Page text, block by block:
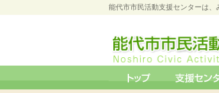
能代市市民活動支援センターは